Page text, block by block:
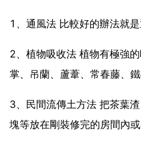
1、通風法 比較好的辦法就是
2、植物吸收法 植物有極強
掌、吊蘭、蘆葦、常春藤、鐵
3、民間流傳土方法 把茶葉
塊等放在剛裝修完的房間內